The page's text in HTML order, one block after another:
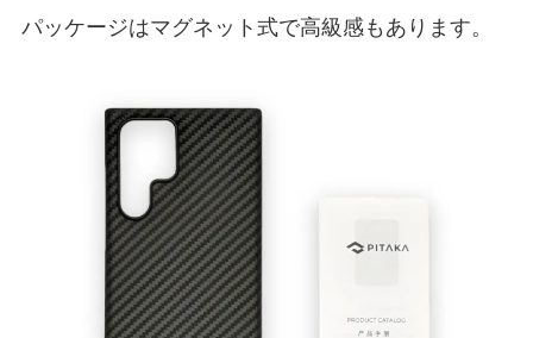
パッケージはマグネット式で高級感もあります。